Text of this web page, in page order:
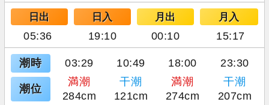
日出 日入 月出 月入
05:36 19:10 00:10 15:17
潮時 03:29 10:49 18:00 23:30
潮位
満潮 干潮 満潮
干潮
284cm
121cm 274cm 207cm